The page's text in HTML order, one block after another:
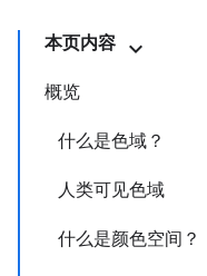
本页内容
概览
什么是色域？
人类可见色域
什么是颜色空间？